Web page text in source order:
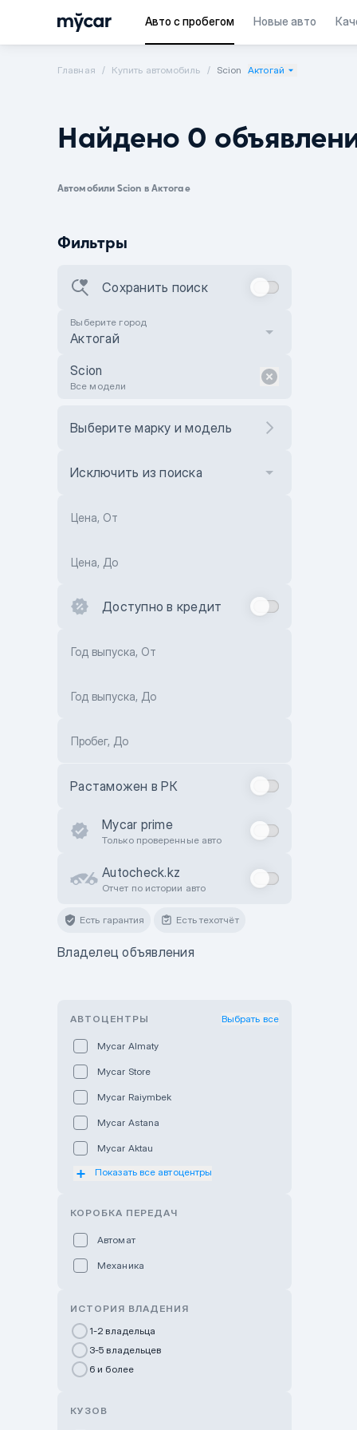
Авто с пробегом Новые авто
Главная Купить автомобиль Scion Актогай
Найдено 0
Автомобили Scion в Актогае
Фильтры
Сохранить поиск
Выберите город
Актогай
Scion
Все модели
Выберите марку и модель
Исключить из поиска
Цена, От
Цена, До
Доступно в кредит
Год выпуска, От
Год выпуска, До
Пробег, До
Растаможен в РК
Mycar prime
Только проверенные авто
Autocheck.kz
Отчет по истории авто
Есть гарантия Есть техотчёт
Владелец объявления
АВТОЦЕНТРЫ Выбрать все
Mycar Almaty
Mycar Store
Mycar Raiymbek
Mycar Astana
Mycar Aktau
Mycar Uralsk
GWM Nurly Zhol
Chery Astana
Показать все автоцентры
КОРОБКА ПЕРЕДАЧ
Автомат
Механика
ИСТОРИЯ ВЛАДЕНИЯ
1-2 владельца
3-5 владельцев
6 и более
КУЗОВ